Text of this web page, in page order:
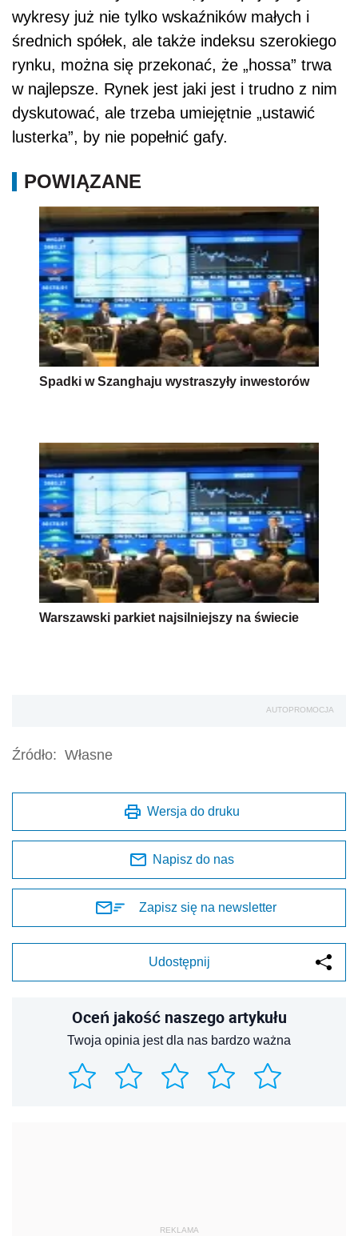
wykresy już nie tylko wskaźników małych i
średnich spółek, ale także indeksu szerokiego
rynku, można się przekonać, że „hossa” trwa
w najlepsze. Rynek jest jaki jest i trudno z nim
dyskutować, ale trzeba umiejętnie „ustawić
lusterka”, by nie popełnić gafy.
POWIĄZANE
Spadki w Szanghaju wystraszyły inwestorów
Warszawski parkiet najsilniejszy na świecie
AUTOPROMOCJA
Źródło: Własne
Wersja do druku
Napisz do nas
Zapisz się na newsletter
Udostępnij
Oceń jakość naszego artykułu
Twoja opinia jest dla nas bardzo ważna
REKLAMA